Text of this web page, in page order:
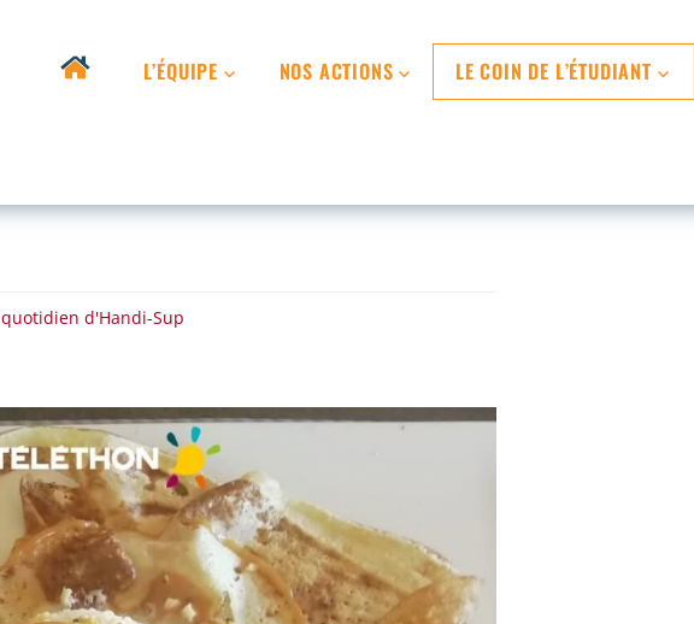
L’ÉQUIPE NOS ACTIONS LE COIN DE L’ÉTUDIANT
quotidien d'Handi-Sup